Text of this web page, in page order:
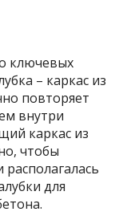
ключевых
– каркас из
повторяет
внутри
каркас из
чтобы
для